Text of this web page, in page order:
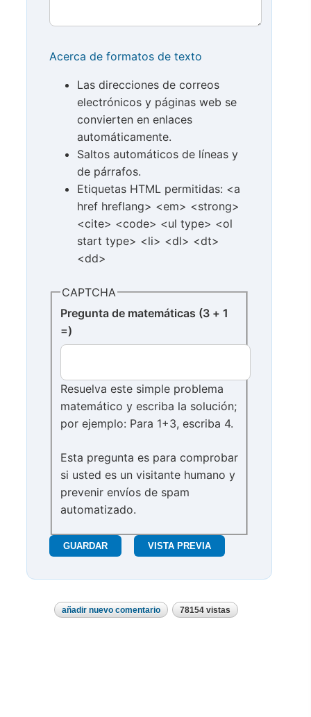
Acerca de formatos de texto
Las direcciones de correos
electrónicos y páginas web se
convierten en enlaces
automáticamente.
Saltos automáticos de líneas y
de párrafos.
Etiquetas HTML permitidas: <a
href hreflang> <em> <strong>
<cite> <code> <ul type> <ol
start type> <li> <dl> <dt>
<dd>
CAPTCHA
Pregunta de matemáticas (3 + 1
=)
Resuelva este simple problema
matemático y escriba la solución;
por ejemplo: Para 1+3, escriba 4.
Esta pregunta es para comprobar
si usted es un visitante humano y
prevenir envíos de spam
automatizado.
añadir nuevo comentario 78154 vistas